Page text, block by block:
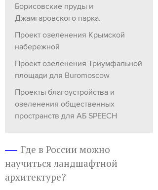
Борисовские пруды и
Джамгаровского парка.
Проект озеленения Крымской
набережной
Проект озеленения Триумфальной
площади для Buromoscow
Проекты благоустройства и
озеленения общественных
пространств для АБ SPEECH
Где в России можно
научиться ландшафтной
архитектуре?